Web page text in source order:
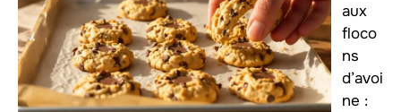
aux
floco
ns
d’avoi
ne :